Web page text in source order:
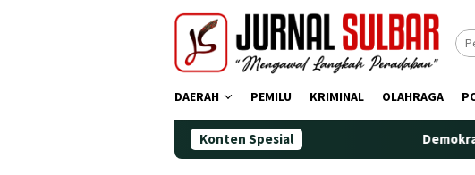
DAERAH PEMILU KRIMINAL OLAHRAGA
Konten Spesial Demokrat Polman